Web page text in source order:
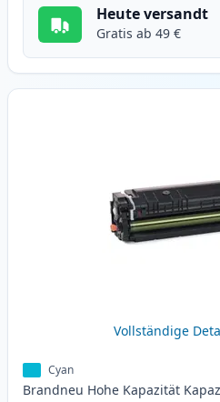
Heute versandt
Gratis ab 49 €
Vollständige
Cyan
Brandneu Hohe Kapazität